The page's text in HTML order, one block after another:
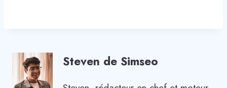
Steven de Simseo